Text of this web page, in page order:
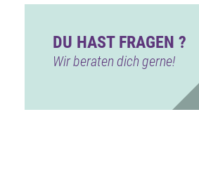
DU HAST FRAGEN ?
Wir beraten dich gerne!